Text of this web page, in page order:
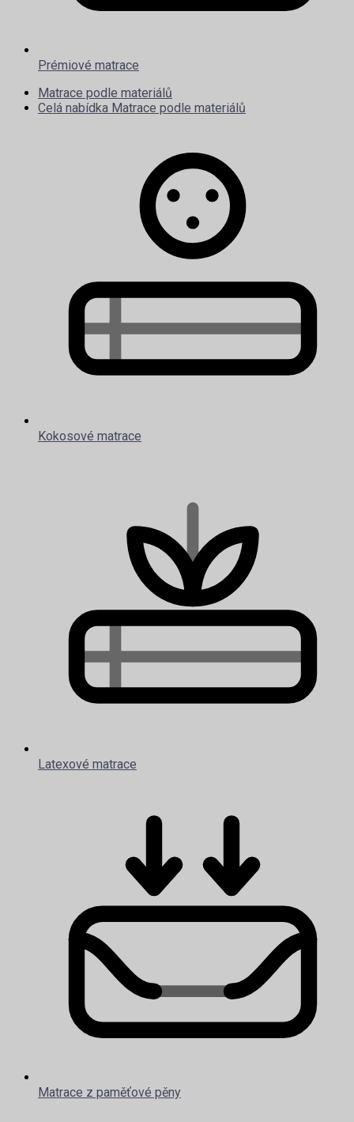
Prémiové matrace
Matrace podle materiálů
Celá nabídka Matrace podle materiálů
Kokosové matrace
Latexové matrace
Matrace z paměťové pěny